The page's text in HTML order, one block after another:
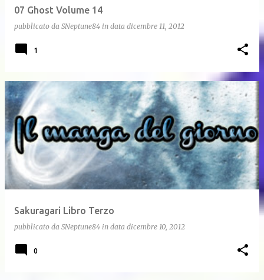
07 Ghost Volume 14
pubblicato da SNeptune84 in data dicembre 11, 2012
1
Sakuragari Libro Terzo
pubblicato da SNeptune84 in data dicembre 10, 2012
0